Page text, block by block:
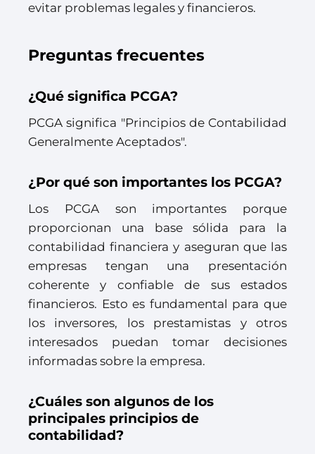
evitar problemas legales y financieros.
Preguntas frecuentes
¿Qué significa PCGA?
PCGA significa "Principios de Contabilidad
Generalmente Aceptados".
¿Por qué son importantes los PCGA?
Los PCGA son importantes porque
proporcionan una base sólida para la
contabilidad financiera y aseguran que las
empresas tengan una presentación
coherente y confiable de sus estados
financieros. Esto es fundamental para que
los inversores, los prestamistas y otros
interesados puedan tomar decisiones
informadas sobre la empresa.
¿Cuáles son algunos de los
principales principios de
contabilidad?